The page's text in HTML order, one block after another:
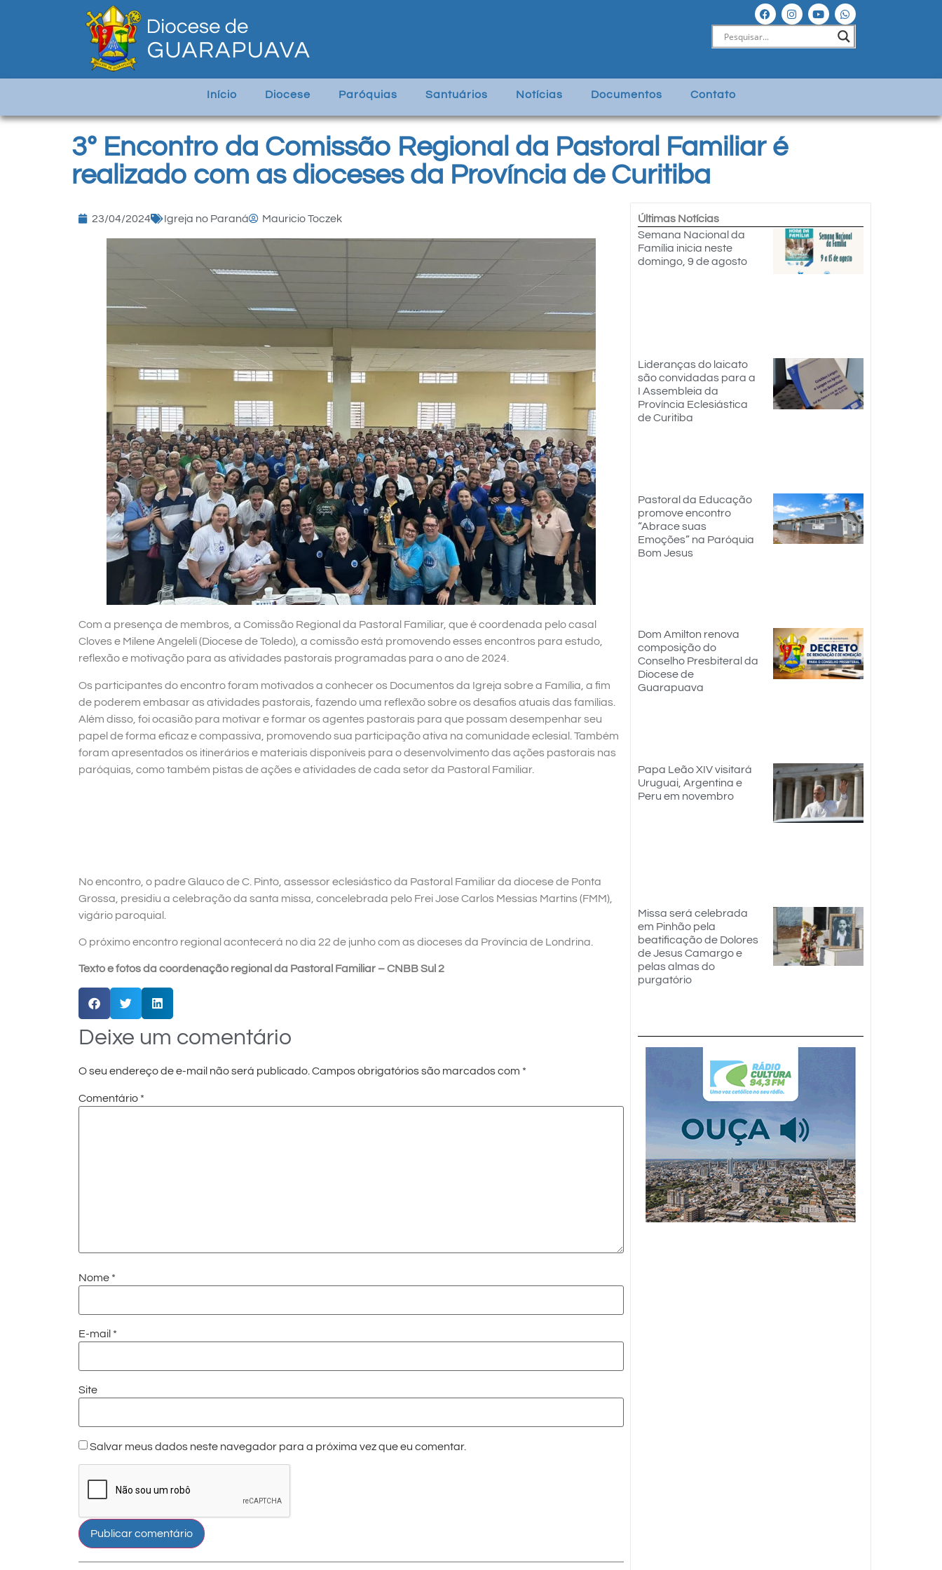
Início Diocese Paróquias Santuários Notícias Documentos Contato
3º Encontro da Comissão Regional da Pastoral Familiar é
realizado com as dioceses da Província de Curitiba
23/04/2024 Igreja no Paraná Mauricio Toczek
Com a presença de membros, a Comissão Regional da Pastoral Familiar, que é coordenada pelo casal
Cloves e Milene Angeleli (Diocese de Toledo), a comissão está promovendo esses encontros para estudo,
reflexão e motivação para as atividades pastorais programadas para o ano de 2024.
Os participantes do encontro foram motivados a conhecer os Documentos da Igreja sobre a Família, a fim
de poderem embasar as atividades pastorais, fazendo uma reflexão sobre os desafios atuais das famílias.
Além disso, foi ocasião para motivar e formar os agentes pastorais para que possam desempenhar seu
papel de forma eficaz e compassiva, promovendo sua participação ativa na comunidade eclesial. Também
foram apresentados os itinerários e materiais disponíveis para o desenvolvimento das ações pastorais nas
paróquias, como também pistas de ações e atividades de cada setor da Pastoral Familiar.
No encontro, o padre Glauco de C. Pinto, assessor eclesiástico da Pastoral Familiar da diocese de Ponta
Grossa, presidiu a celebração da santa missa, concelebrada pelo Frei Jose Carlos Messias Martins (FMM),
vigário paroquial.
O próximo encontro regional acontecerá no dia 22 de junho com as dioceses da Província de Londrina.
Texto e fotos da coordenação regional da Pastoral Familiar – CNBB Sul 2
Deixe um comentário
O seu endereço de e-mail não será publicado. Campos obrigatórios são marcados com *
Comentário *
Nome *
E-mail *
Site
Salvar meus dados neste navegador para a próxima vez que eu comentar.
Últimas Notícias
Semana Nacional da
Família inicia neste
domingo, 9 de agosto
Lideranças do laicato
são convidadas para a
I Assembleia da
Província Eclesiástica
de Curitiba
Pastoral da Educação
promove encontro
“Abrace suas
Emoções” na Paróquia
Bom Jesus
Dom Amilton renova
composição do
Conselho Presbiteral da
Diocese de
Guarapuava
Papa Leão XIV visitará
Uruguai, Argentina e
Peru em novembro
Missa será celebrada
em Pinhão pela
beatificação de Dolores
de Jesus Camargo e
pelas almas do
purgatório